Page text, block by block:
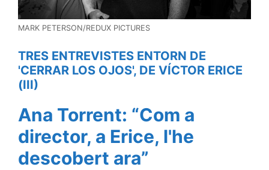
MARK PETERSON/REDUX PICTURES
TRES ENTREVISTES ENTORN DE
'CERRAR LOS OJOS', DE VÍCTOR ERICE
(III)
Ana Torrent: “Com a
director, a Erice, l'he
descobert ara”